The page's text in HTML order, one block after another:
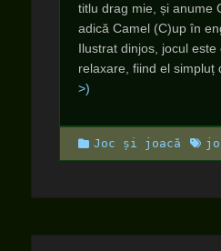
titlu drag mie, și anume
adică Camel (C)up în
Ilustrat dinjos, jocul
relaxare, fiind el simpluț
>)
Categories
Joc și joacă Tags